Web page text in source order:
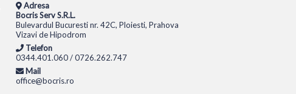
Adresa
Bocris Serv S.R.L.
Bulevardul Bucuresti nr. 42C, Ploiesti, Prahova
Vizavi de Hipodrom
Telefon
0344.401.060 / 0726.262.747
Mail
office@bocris.ro